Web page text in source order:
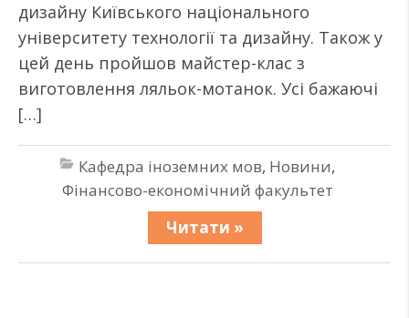
дизайну Київського національного
університету технології та дизайну. Також у
цей день пройшов майстер-клас з
виготовлення ляльок-мотанок. Усі бажаючі
[…]
Кафедра іноземних мов, Новини,
Фінансово-економічний факультет
Читати »